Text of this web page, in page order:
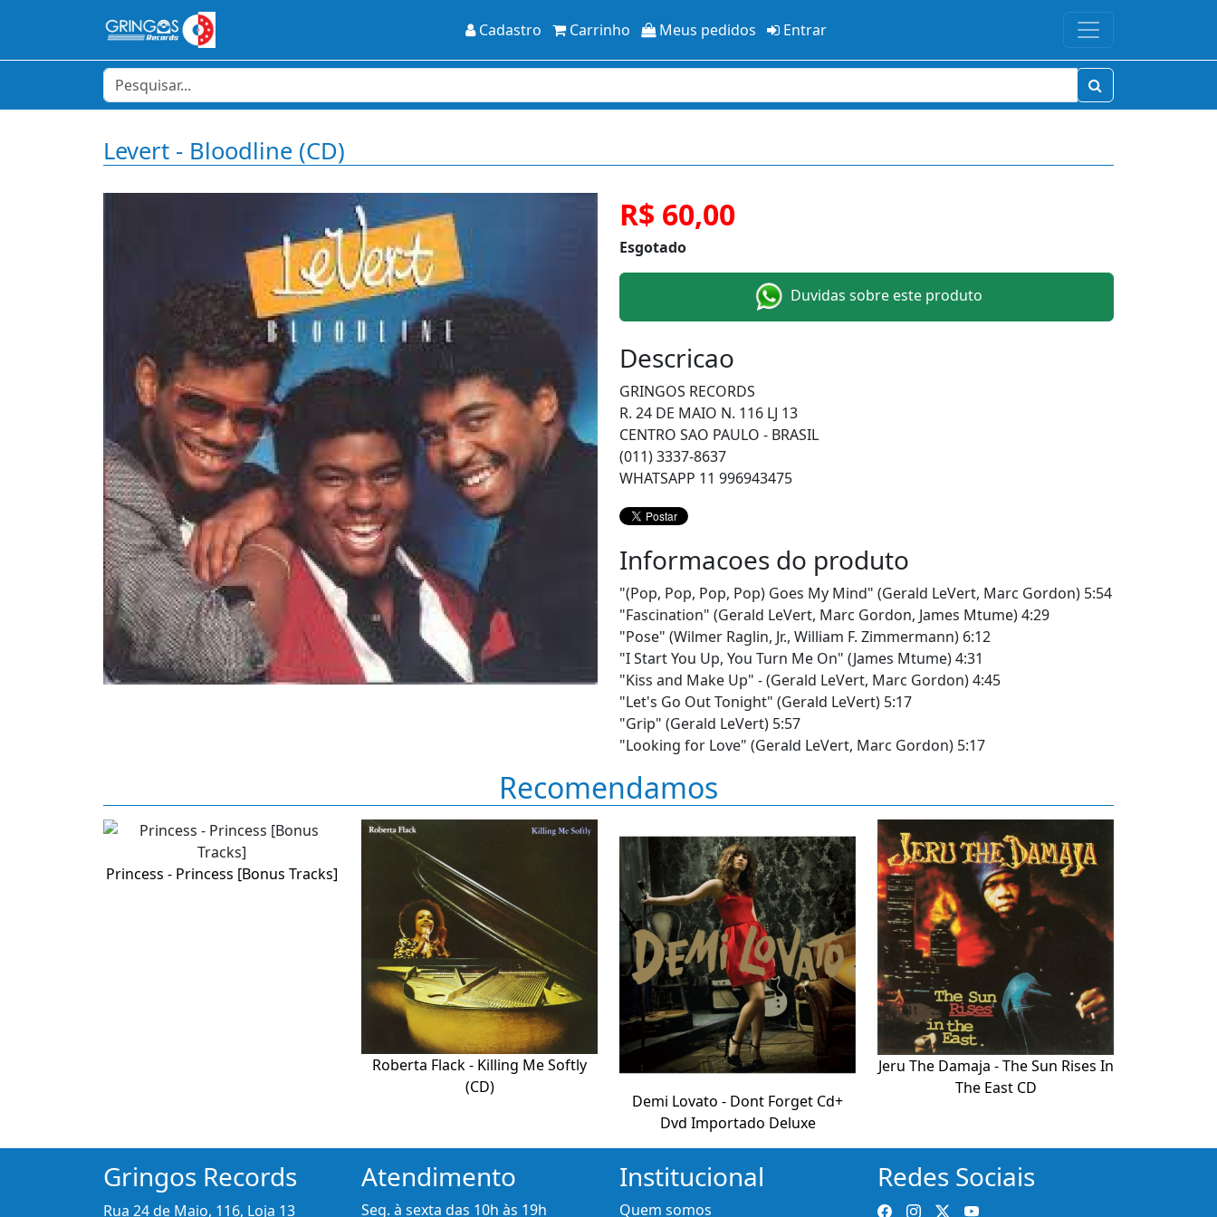
Cadastro Carrinho Meus pedidos Entrar
Levert - Bloodline (CD)
R$ 60,00
Esgotado
Duvidas sobre este produto
Descricao
GRINGOS RECORDS
R. 24 DE MAIO N. 116 LJ 13
CENTRO SAO PAULO - BRASIL
(011) 3337-8637
WHATSAPP 11 996943475
Informacoes do produto
"(Pop, Pop, Pop, Pop) Goes My Mind" (Gerald LeVert, Marc Gordon) 5:54
"Fascination" (Gerald LeVert, Marc Gordon, James Mtume) 4:29
"Pose" (Wilmer Raglin, Jr., William F. Zimmermann) 6:12
"I Start You Up, You Turn Me On" (James Mtume) 4:31
"Kiss and Make Up" - (Gerald LeVert, Marc Gordon) 4:45
"Let's Go Out Tonight" (Gerald LeVert) 5:17
"Grip" (Gerald LeVert) 5:57
"Looking for Love" (Gerald LeVert, Marc Gordon) 5:17
Recomendamos
Princess - Princess [Bonus Tracks]
Roberta Flack - Killing Me Softly
(CD)
Demi Lovato - Dont Forget Cd+
Dvd Importado Deluxe
Jeru The Damaja - The Sun Rises In
The East CD
Gringos Records
Rua 24 de Maio, 116, Loja 13
Atendimento
Seg. à sexta das 10h às 19h
Institucional
Quem somos
Redes Sociais